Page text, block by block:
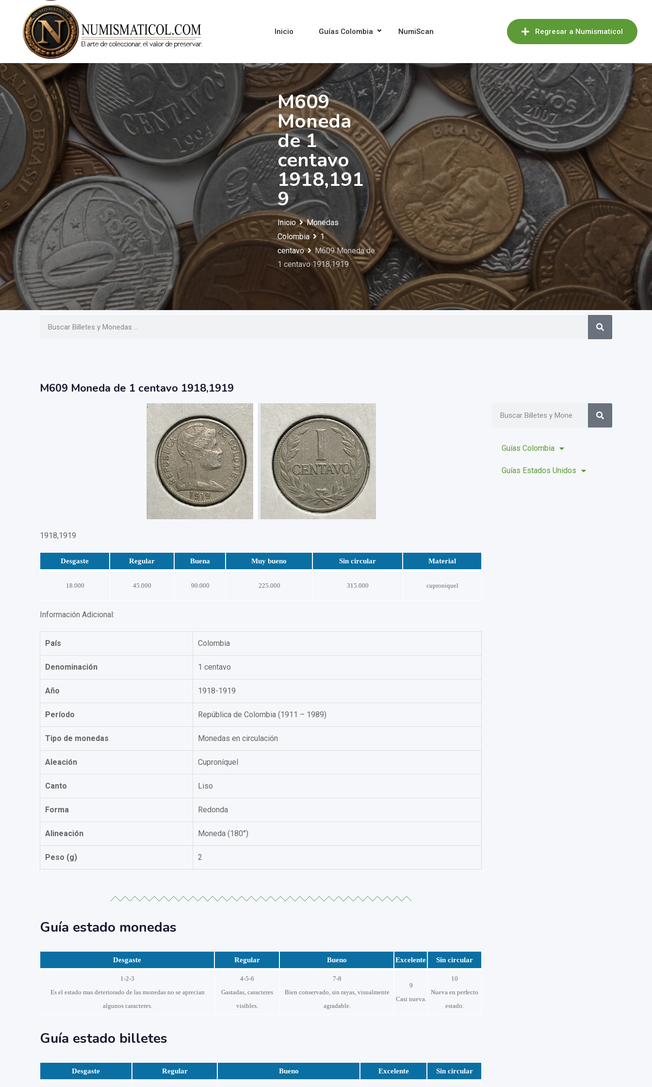
Inicio Guías Colombia NumiScan Regresar a Numismaticol
M609
Moneda
de 1
centavo
1918,191
9
Inicio
Monedas
Colombia
1
centavo
M609 Moneda de
1 centavo 1918,1919
M609 Moneda de 1 centavo 1918,1919
1918,1919
Desgaste Regular Buena Muy bueno Sin circular Material
18.000 45.000 90.000 225.000 315.000 cuproniquel
Información Adicional:
País Colombia
Denominación 1 centavo
Año 1918-1919
Período República de Colombia (1911 – 1989)
Tipo de monedas Monedas en circulación
Aleación Cuproníquel
Canto Liso
Forma Redonda
Alineación Moneda (180°)
Peso (g) 2
Guía estado monedas
Desgaste Regular Bueno Excelente Sin circular
1-2-3
Es el estado mas deteriorado de las monedas no se aprecian
algunos caracteres.
4-5-6
Gastadas, caracteres
visibles.
7-8
Bien conservado, sin rayas, visualmente
agradable.
9
Casi nueva.
10
Nueva en perfecto
estado.
Guía estado billetes
Desgaste Regular Bueno Excelente Sin circular
Guías Colombia
Guías Estados Unidos